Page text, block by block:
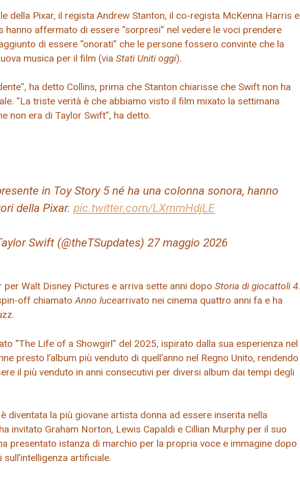
della Pixar, il regista Andrew Stanton, il co-regista McKenna Harris e
hanno affermato di essere “sorpresi” nel vedere le voci prendere
di essere “onorati” che le persone fossero convinte che la
musica per il film (via Stati Uniti oggi).
ha detto Collins, prima che Stanton chiarisse che Swift non ha
“La triste verità è che abbiamo visto il film mixato la settimana
non era di Taylor Swift”, ha detto.
in Toy Story 5 né ha una colonna sonora, hanno
della Pixar. pic.twitter.com/LXrnmHdjLE
Swift (@theTSupdates) 27 maggio 2026
Walt Disney Pictures e arriva sette anni dopo Storia di giocattoli 4.
off chiamatoAnno lucearrivato nei cinema quattro anni fa e ha
“The Life of a Showgirl” del 2025, ispirato dalla sua esperienza nel
presto l’album più venduto di quell’anno nel Regno Unito, rendendo
il più venduto in anni consecutivi per diversi album dai tempi degli
è diventata la più giovane artista donna ad essere inserita nella
invitato Graham Norton, Lewis Capaldi e Cillian Murphy per il suo
presentato istanza di marchio per la propria voce e immagine dopo
artificiale.